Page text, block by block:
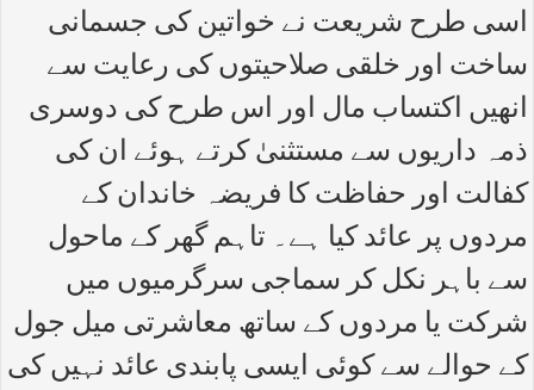
اسی طرح شریعت نے خواتین کی جسمانی
ساخت اور خلقی صلاحیتوں کی رعایت سے
انھیں اکتساب مال اور اس طرح کی دوسری
ذمہ داریوں سے مستثنیٰ کرتے ہوئے ان کی
کفالت اور حفاظت کا فریضہ خاندان کے
مردوں پر عائد کیا ہے۔ تاہم گھر کے ماحول
سے باہر نکل کر سماجی سرگرمیوں میں
شرکت یا مردوں کے ساتھ معاشرتی میل جول
کے حوالے سے کوئی ایسی پابندی عائد نہیں کی